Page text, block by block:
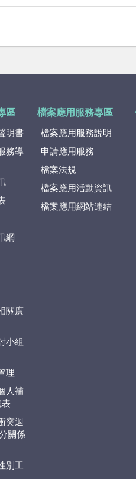
區
明書
務導
網
關廣
小組
理
人補
表
突迴
關係
別工
檔案應用服務專區
檔案應用服務說明
申請應用服務
檔案法規
檔案應用活動資訊
檔案應用網站連結